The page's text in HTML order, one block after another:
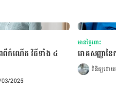
ពីកំណើត វិធីទាំង ៤
2025
មានផ្ទៃពោះ
រោគសញ្ញានៃ
ពិនិត្យដោ